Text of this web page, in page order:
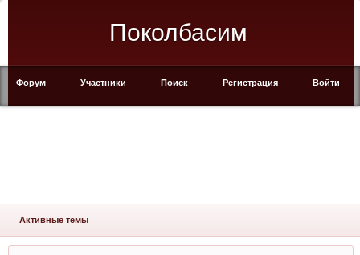
Поколбасим
Форум Участники Поиск Регистрация Войти
Активные темы